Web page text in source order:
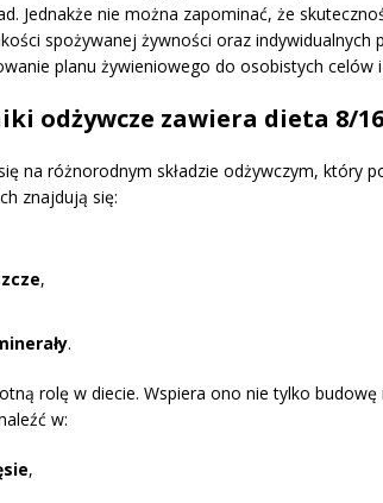
Jednakże nie można zapominać, że
spożywanej żywności oraz
planu żywieniowego do osobistych celów i
odżywcze zawiera dieta 8/
na różnorodnym składzie odżywczym, który
znajdują się:
,
.
rolę w diecie. Wspiera ono nie tylko
w:
,